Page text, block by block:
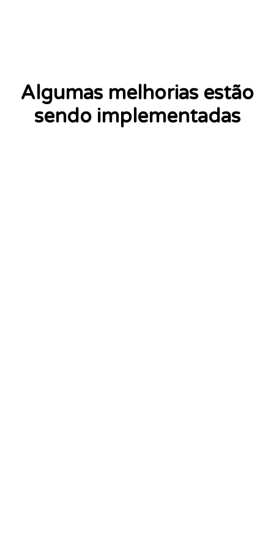
Algumas melhorias estão
sendo implementadas